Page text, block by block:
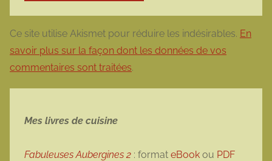
Ce site utilise Akismet pour réduire les indésirables. En
savoir plus sur la façon dont les données de vos
commentaires sont traitées.
Mes livres de cuisine
Fabuleuses Aubergines 2 : format eBook ou PDF